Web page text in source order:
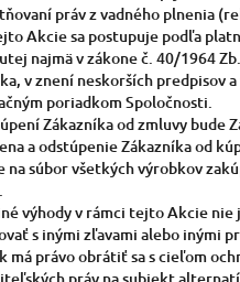
práv z vadného plnenia
Akcie sa postupuje podľa
najmä v zákone č. 40/1964
v znení neskorších predpisov
poriadkom Spoločnosti.
Zákazníka od zmluvy bude
a odstúpenie Zákazníka od
na súbor všetkých výrobkov
výhody v rámci tejto Akcie nie
s inými zľavami alebo inými
má právo obrátiť sa s cieľom